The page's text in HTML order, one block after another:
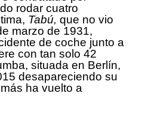
rodar cuatro
Tabú, que no vio
marzo de 1931,
de coche junto a
con tan solo 42
situada en Berlín,
desapareciendo su
ha vuelto a